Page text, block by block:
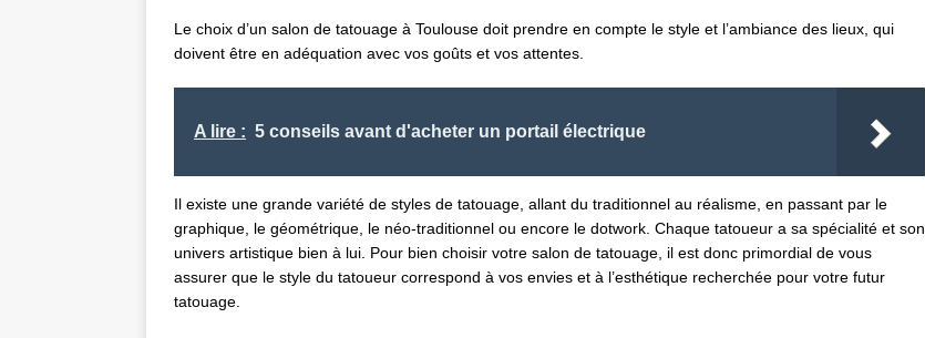
Le choix d’un salon de tatouage à Toulouse doit prendre en compte le style et l’ambiance des lieux, qui
doivent être en adéquation avec vos goûts et vos attentes.
A lire : 5 conseils avant d'acheter un portail électrique
Il existe une grande variété de styles de tatouage, allant du traditionnel au réalisme, en passant par le
graphique, le géométrique, le néo-traditionnel ou encore le dotwork. Chaque tatoueur a sa spécialité et son
univers artistique bien à lui. Pour bien choisir votre salon de tatouage, il est donc primordial de vous
assurer que le style du tatoueur correspond à vos envies et à l’esthétique recherchée pour votre futur
tatouage.